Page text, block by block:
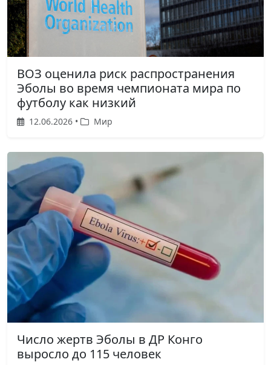
ВОЗ оценила риск распространения
Эболы во время чемпионата мира по
футболу как низкий
12.06.2026 • Мир
Число жертв Эболы в ДР Конго
выросло до 115 человек